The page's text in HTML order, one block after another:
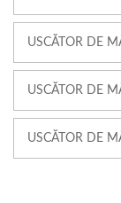
USCĂTOR DE
USCĂTOR DE
USCĂTOR DE